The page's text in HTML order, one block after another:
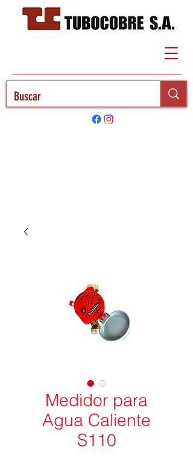
Medidor para
Agua Caliente
S110